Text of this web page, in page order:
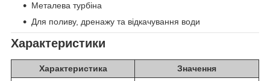
Металева турбіна
Для поливу, дренажу та відкачування води
Характеристики
Характеристика
Значення